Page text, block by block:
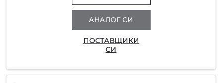
АНАЛОГ СИ
ПОСТАВЩИКИ
СИ